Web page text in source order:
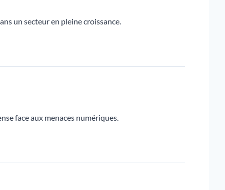
un secteur en pleine croissance.
face aux menaces numériques.